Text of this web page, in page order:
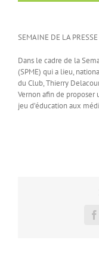
SEMAINE DE LA
Dans le cadre de la
(SPME) qui a lieu,
du Club, Thierry
Vernon afin de proposer
jeu d’éducation aux